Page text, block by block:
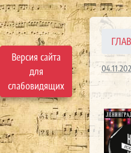
Версия сайта
для
слабовидящих